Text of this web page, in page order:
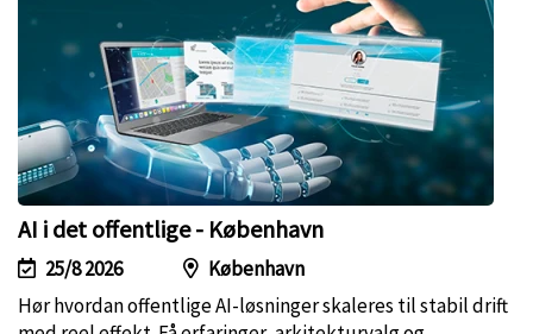
AI i det offentlige - København
25/8 2026
København
Hør hvordan offentlige AI-løsninger skaleres til stabil drift